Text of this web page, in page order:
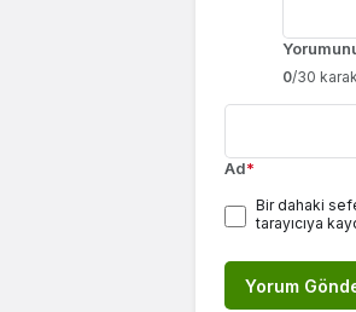
0/30
Ad*
Bir dahaki
tarayıcıya
Yorum